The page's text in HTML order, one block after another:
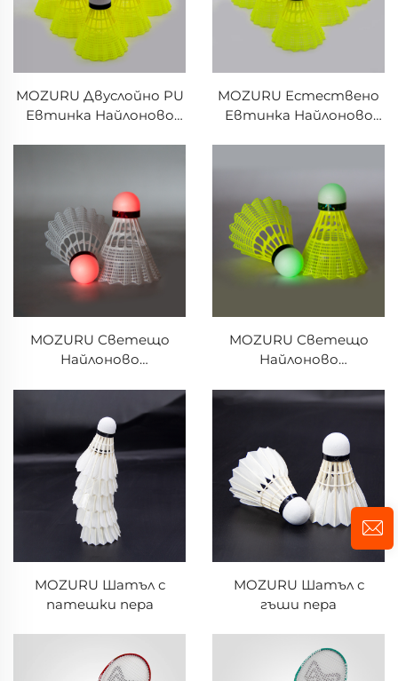
MOZURU Двуслойно PU
Евтинка Найлоново
MOZURU Естествено
Евтинка Найлоново
MOZURU Светещо
Найлоново
MOZURU Светещо
Найлоново
MOZURU Шатъл с
патешки пера
MOZURU Шатъл с
гъши пера